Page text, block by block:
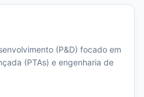
(P&D) focado em
(PTAs) e engenharia de